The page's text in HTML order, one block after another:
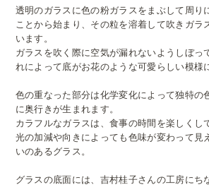
透明のガラスに色の粉ガラスをまぶして周り
ことから始まり、その粒を溶着して吹きガラ
います。
ガラスを吹く際に空気が漏れないようしぼっ
れによって底がお花のような可愛らしい模様
色の重なった部分は化学変化によって独特の
に奥行きが生まれます。
カラフルなガラスは、食事の時間を楽しくし
光の加減や向きによっても色味が変わって見
いのあるグラス。
グラスの底面には、吉村桂子さんの工房にち